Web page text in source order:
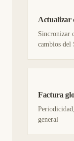
Actualizar
Sincronizar
cambios del
Factura
general